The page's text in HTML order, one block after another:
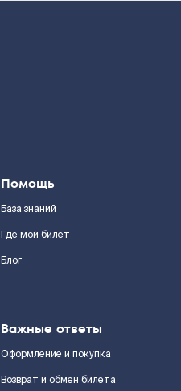
Помощь
База знаний
Где мой билет
Блог
Важные ответы
Оформление и покупка
Возврат и обмен билета